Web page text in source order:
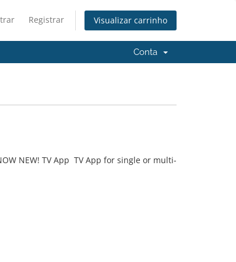
Registrar Visualizar carrinho
Conta
NEW! TV App TV App for single or multi-